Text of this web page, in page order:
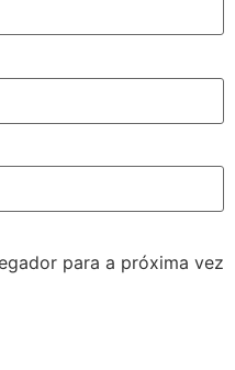
para a próxima vez